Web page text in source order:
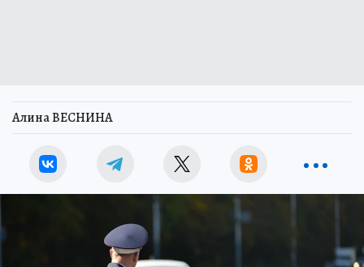
Алина ВЕСНИНА